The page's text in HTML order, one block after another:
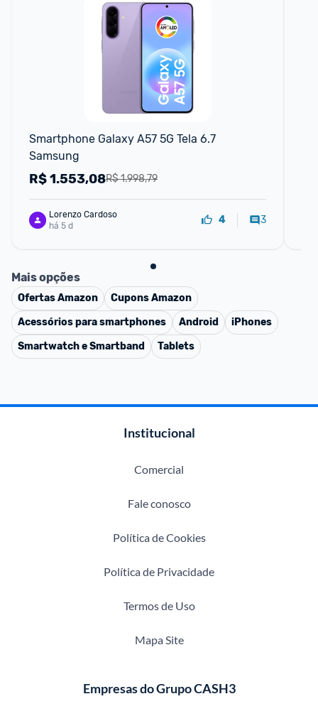
Smartphone Galaxy A57 5G Tela 6.7
Samsung
R$ 1.998,79
R$1.553,08
Lorenzo Cardoso
há 5 d
4 3
Mais opções
OfertasAmazon CuponsAmazon
Acessórios para smartphones
Android
iPhones
Smartwatch e Smartband
Tablets
Institucional
Comercial
Fale conosco
Política de Cookies
Política de Privacidade
Termos de Uso
Mapa Site
Empresas do Grupo CASH3